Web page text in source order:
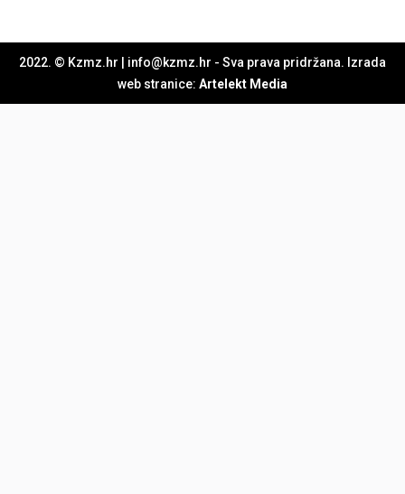
2022. © Kzmz.hr | info@kzmz.hr - Sva prava pridržana. Izrada
web stranice: Artelekt Media